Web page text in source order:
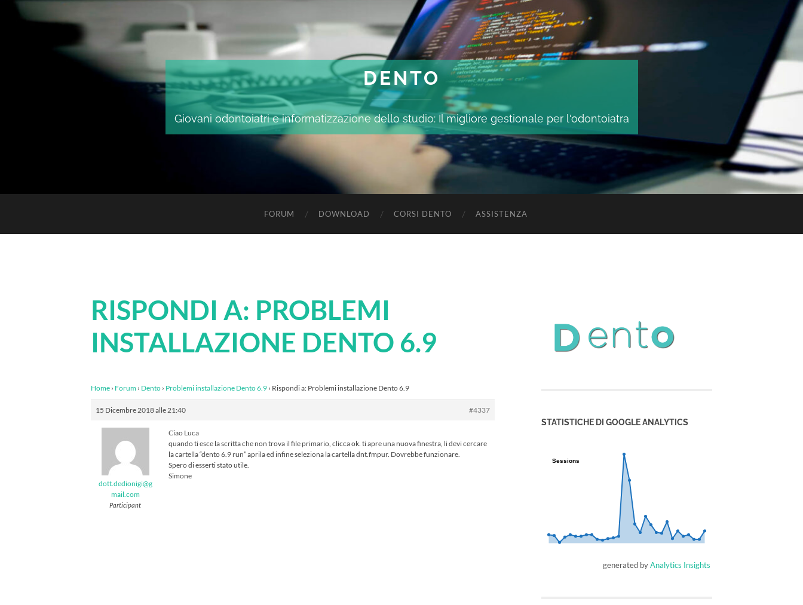
DENTO
Giovani odontoiatri e informatizzazione dello studio: Il migliore gestionale per l'odontoiatra
FORUM DOWNLOAD CORSI DENTO ASSISTENZA
RISPONDI A: PROBLEMI
INSTALLAZIONE DENTO 6.9
Home › Forum › Dento › Problemi installazione Dento 6.9 › Rispondi a: Problemi installazione Dento 6.9
15 Dicembre 2018 alle 21:40 #4337
dott.dedionigi@g
mail.com
Participant
Ciao Luca
quando ti esce la scritta che non trova il file primario, clicca ok. ti apre una nuova finestra, li devi cercare
la cartella “dento 6.9 run” aprila ed infine seleziona la cartella dnt.fmpur. Dovrebbe funzionare.
Spero di esserti stato utile.
Simone
STATISTICHE DI GOOGLE ANALYTICS
Sessions
Sessions
generated byAnalytics Insights